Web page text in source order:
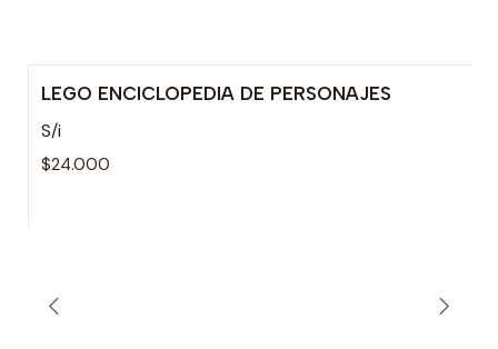
LEGO ENCICLOPEDIA DE PERSONAJES
S/i
$24.000